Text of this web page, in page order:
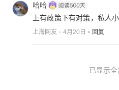
哈哈
上有政策下有对策，私人
上海网友 4月20日 回复
已显示